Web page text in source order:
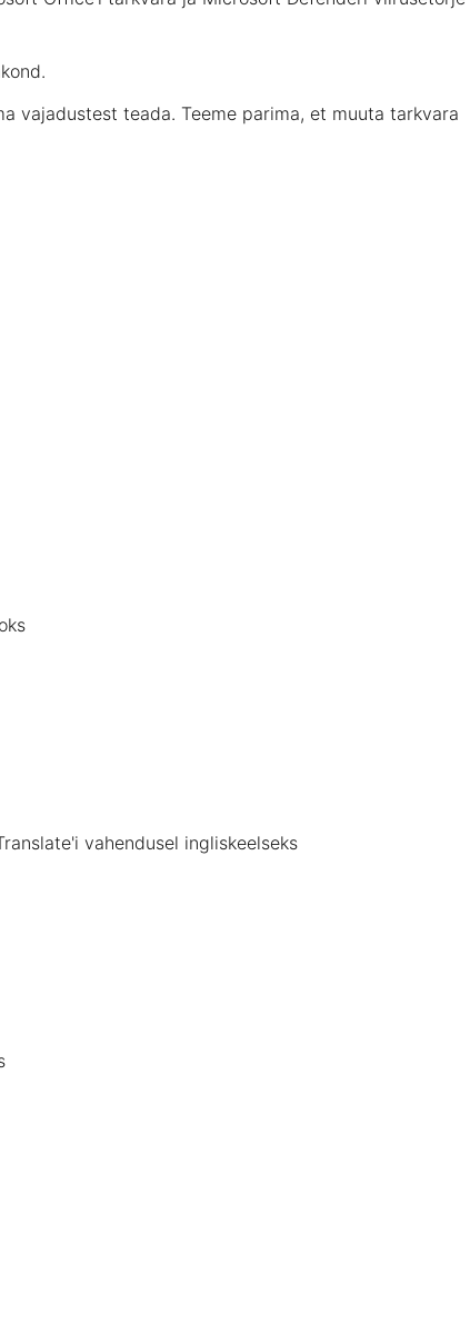
vajadustest teada. Teeme parima, et muuta tarkvara
vahendusel ingliskeelseks